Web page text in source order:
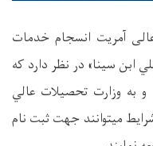
آمریت انسجام خدمات
ابن سینا» در نظر دارد که
به وزارت تحصیلات عالي
میتوانند جهت ثبت نام